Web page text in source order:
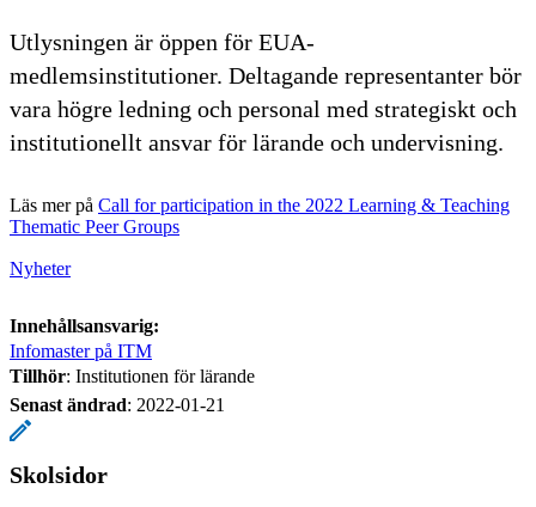
Utlysningen är öppen för EUA-
medlemsinstitutioner. Deltagande representanter bör
vara högre ledning och personal med strategiskt och
institutionellt ansvar för lärande och undervisning.
Läs mer på Call for participation in the 2022 Learning & Teaching
Thematic Peer Groups
Nyheter
Innehållsansvarig:
Infomaster på ITM
Tillhör: Institutionen för lärande
Senast ändrad: 2022-01-21
Skolsidor